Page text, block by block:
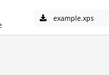
example.xps